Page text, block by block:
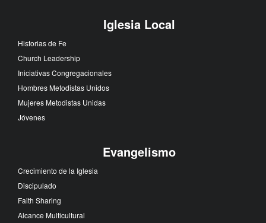
Iglesia Local
Historias de Fe
Church Leadership
Iniciativas Congregacionales
Hombres Metodistas Unidos
Mujeres Metodistas Unidas
Jóvenes
Evangelismo
Crecimiento de la Iglesia
Discipulado
Faith Sharing
Alcance Multicultural